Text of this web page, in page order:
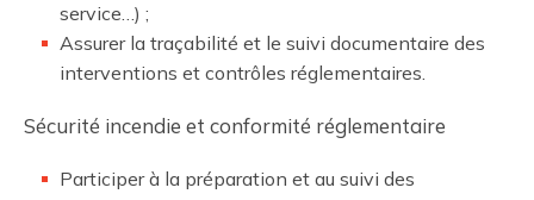
service…) ;
Assurer la traçabilité et le suivi documentaire des
interventions et contrôles réglementaires.
Sécurité incendie et conformité réglementaire
Participer à la préparation et au suivi des